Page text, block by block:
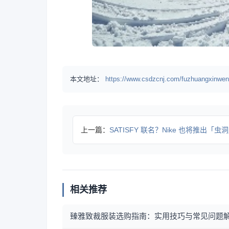
本文地址： https://www.csdzcnj.com/
上一篇： SATISFY 联名？Nike 也将推出「虫洞」T
相关推荐
臻雅致裁服装选购指南：实用技巧与常见问题